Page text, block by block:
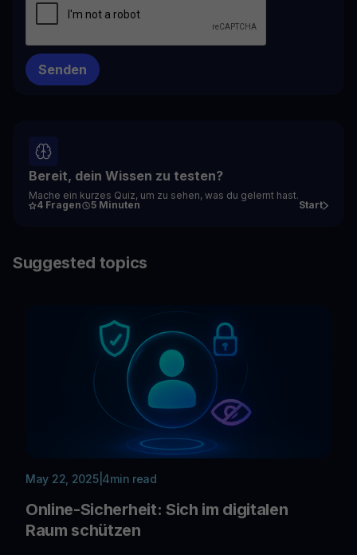
Bereit, dein Wissen zu testen?
Mache ein kurzes Quiz, um zu sehen, was du gelernt hast.
4 Fragen
5 Minuten Start
Suggested topics
May 22, 2025| 4min read
Online-Sicherheit: Sich im digitalen
Raum schützen